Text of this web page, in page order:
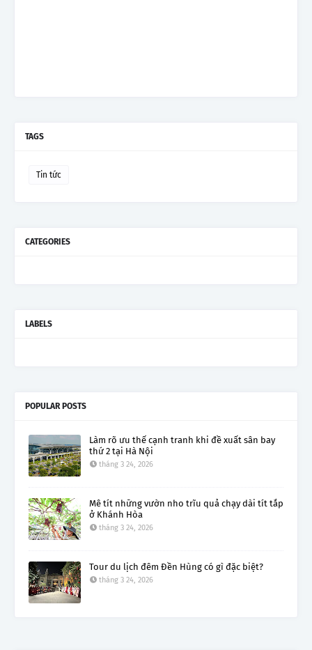
TAGS
Tin tức
CATEGORIES
LABELS
POPULAR POSTS
Làm rõ ưu thế cạnh tranh khi đề xuất sân bay
thứ 2 tại Hà Nội
tháng 3 24, 2026
Mê tít những vườn nho trĩu quả chạy dài tít tắp
ở Khánh Hòa
tháng 3 24, 2026
Tour du lịch đêm Đền Hùng có gì đặc biệt?
tháng 3 24, 2026